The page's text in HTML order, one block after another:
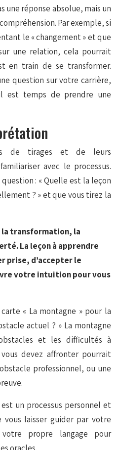
une réponse absolue, mais un
Par exemple, si
le « changement » et que
une relation, cela pourrait
en train de se transformer.
question sur votre carrière,
est temps de prendre une
de tirages et de leurs
avec le processus.
: « Quelle est la leçon
? » et que vous tirez la
la transformation, la
La leçon à apprendre
prise, d’accepter le
votre intuition pour vous
« La montagne » pour la
actuel ? » La montagne
et les difficultés à
devez affronter pourrait
professionnel, ou une
un processus personnel et
vous laisser guider par votre
propre langage pour